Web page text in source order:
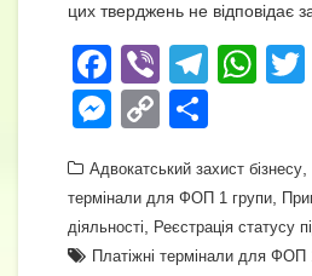
цих тверджень не відповідає
F
a
c
e
b
o
Vi
b
er
T
gr
a
m
W
s
A
p
M
ss
e
n
C
p
y
Li
ді
л
и
Адвокатський захист бізнесу,
термінали для ФОП 1 групи,
діяльності, Реєстрація статусу
Платіжні термінали для ФОП